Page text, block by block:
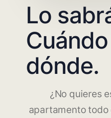
Lo
dónde.
¿No quieres
apartamento